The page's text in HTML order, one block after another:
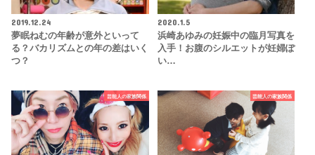
2019.12.24
夢眠ねむの年齢が意外といって
る？バカリズムとの年の差はいく
つ？
2020.1.5
浜崎あゆみの妊娠中の臨月写真を
入手！お腹のシルエットが妊婦ぽ
い…
芸能人の家族関係 芸能人の家族関係